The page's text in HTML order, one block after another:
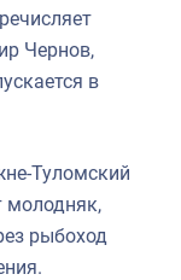
Чернов,
в
Туломский
молодняк,
рыбоход